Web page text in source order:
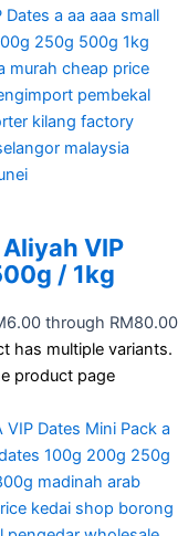
VIP
/ 1kg
through RM80.00
has multiple variants.
product page